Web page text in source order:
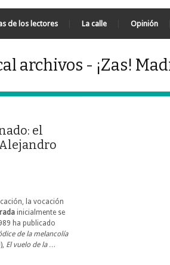
de los lectores La calle Opinión
archivos - ¡Zas!
el
la vocación
inicialmente se
ha publicado
de la melancolía
El vuelo de la …